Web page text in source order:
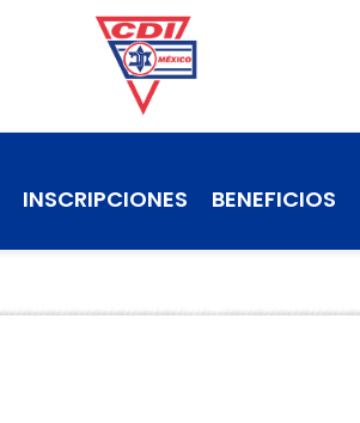
INSCRIPCIONES BENEFICIOS